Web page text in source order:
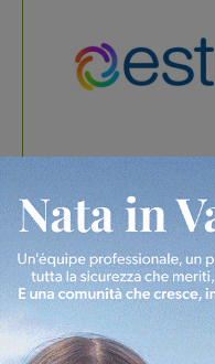
Estra Notizie
studenti coinvolti,
debutta il podcast